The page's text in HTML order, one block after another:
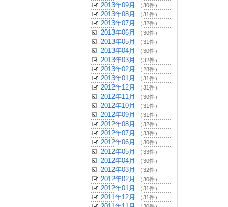
2013年09月 （30件）
2013年08月 （31件）
2013年07月 （32件）
2013年06月 （30件）
2013年05月 （31件）
2013年04月 （30件）
2013年03月 （32件）
2013年02月 （28件）
2013年01月 （31件）
2012年12月 （31件）
2012年11月 （30件）
2012年10月 （31件）
2012年09月 （31件）
2012年08月 （32件）
2012年07月 （33件）
2012年06月 （30件）
2012年05月 （33件）
2012年04月 （30件）
2012年03月 （32件）
2012年02月 （30件）
2012年01月 （31件）
2011年12月 （31件）